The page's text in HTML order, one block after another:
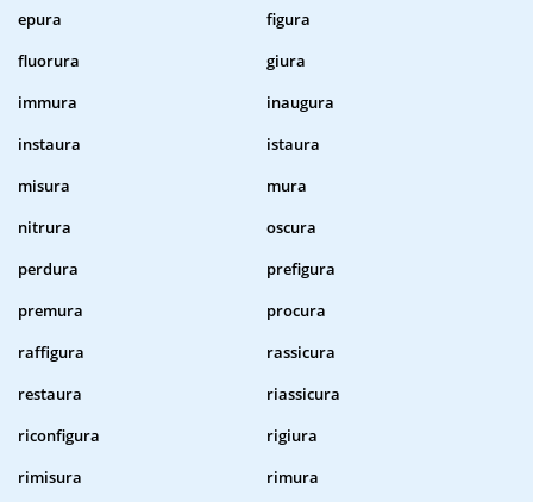
epura
figura
fluorura
giura
immura
inaugura
instaura
istaura
misura
mura
nitrura
oscura
perdura
prefigura
premura
procura
raffigura
rassicura
restaura
riassicura
riconfigura
rigiura
rimisura
rimura